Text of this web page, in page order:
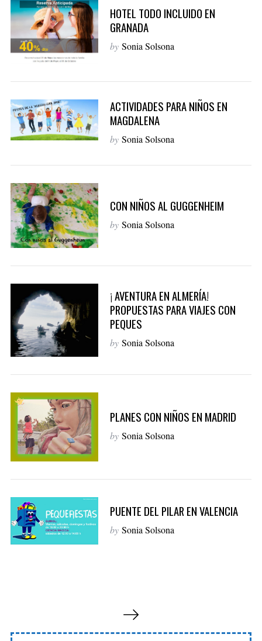
HOTEL TODO INCLUIDO EN
GRANADA
by Sonia Solsona
ACTIVIDADES PARA NIÑOS EN
MAGDALENA
by Sonia Solsona
CON NIÑOS AL GUGGENHEIM
by Sonia Solsona
¡ AVENTURA EN ALMERÍA!
PROPUESTAS PARA VIAJES CON
PEQUES
by Sonia Solsona
PLANES CON NIÑOS EN MADRID
by Sonia Solsona
PUENTE DEL PILAR EN VALENCIA
by Sonia Solsona
g
e
a
r
c
h
f
: